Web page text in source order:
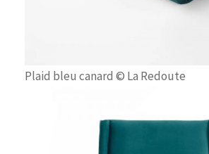
Plaid bleu canard © La Redoute